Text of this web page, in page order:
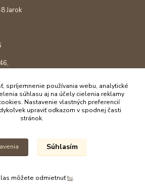
Jarok
spríjemnenie používania webu, analytické
súhlasu aj na účely cielenia reklamy
Nastavenie vlastných preferencií
upraviť odkazom v spodnej časti
stránok.
Súhlasím
môžete odmietnuťtu.